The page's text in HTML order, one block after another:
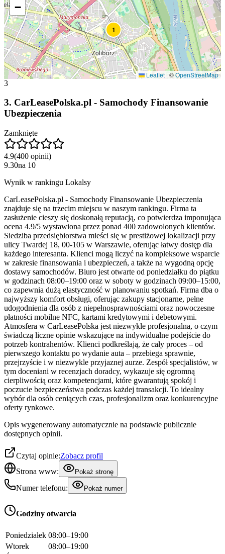
1
−
Leaflet | ©OpenStreetMap
3
3. CarLeasePolska.pl - Samochody Finansowanie
Ubezpieczenia
Zamknięte
4.9(400 opinii)
9.30na 10
Wynik w rankingu Lokalsy
CarLeasePolska.pl - Samochody Finansowanie Ubezpieczenia
znajduje się na trzecim miejscu w naszym rankingu. Firma ta
zasłużenie cieszy się doskonałą reputacją, co potwierdza imponująca
ocena 4.9/5 wystawiona przez ponad 400 zadowolonych klientów.
Siedziba przedsiębiorstwa mieści się w prestiżowej lokalizacji przy
ulicy Twardej 18, 00-105 w Warszawie, oferując łatwy dostęp dla
każdego interesanta. Klienci mogą liczyć na kompleksowe wsparcie
w zakresie finansowania i ubezpieczeń, a także na wygodną opcję
dostawy samochodów. Biuro jest otwarte od poniedziałku do piątku
w godzinach 08:00–19:00 oraz w soboty w godzinach 09:00–15:00,
co zapewnia dużą elastyczność w planowaniu spotkań. Firma dba o
najwyższy komfort obsługi, oferując zakupy stacjonarne, pełne
udogodnienia dla osób z niepełnosprawnościami oraz nowoczesne
płatności mobilne NFC, kartami kredytowymi i debetowymi.
Atmosfera w CarLeasePolska jest niezwykle profesjonalna, o czym
świadczą liczne opinie wskazujące na indywidualne podejście do
potrzeb kontrahentów. Klienci podkreślają, że cały proces – od
pierwszego kontaktu po wydanie auta – przebiega sprawnie,
przejrzyście i w niezwykle przyjaznej aurze. Zespół specjalistów, w
tym doceniani w recenzjach doradcy, wykazuje się ogromną
cierpliwością oraz kompetencjami, które gwarantują spokój i
poczucie bezpieczeństwa podczas każdej transakcji. To idealny
wybór dla osób ceniących czas, profesjonalizm oraz konkurencyjne
oferty rynkowe.
Opis wygenerowany automatycznie na podstawie publicznie
dostępnych opinii.
Czytaj opinie:Zobacz profil
Strona www:
Pokaż stronę
Numer telefonu: Pokaż numer
Godziny otwarcia
Poniedziałek 08:00–19:00
Wtorek
08:00–19:00